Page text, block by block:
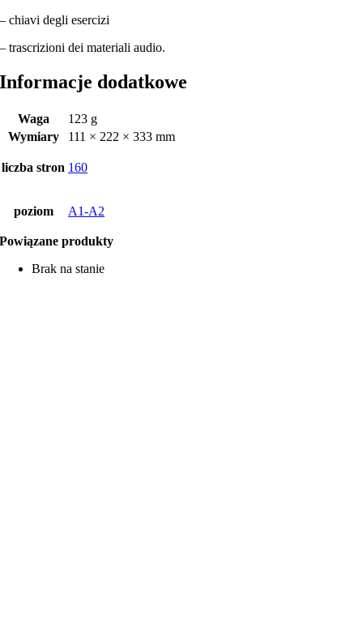
– chiavi degli esercizi
– trascrizioni dei materiali audio.
Informacje dodatkowe
Waga
123 g
Wymiary
111 × 222 × 333 mm
liczba stron 160
poziom A1-A2
Powiązane produkty
Brak na stanie